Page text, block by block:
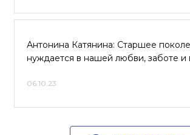
Антонина Катянина: Старшее
нуждается в нашей любви, заботе и
06.10.23